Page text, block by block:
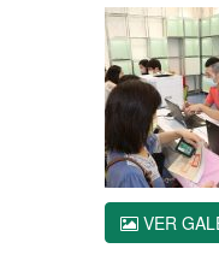
VER